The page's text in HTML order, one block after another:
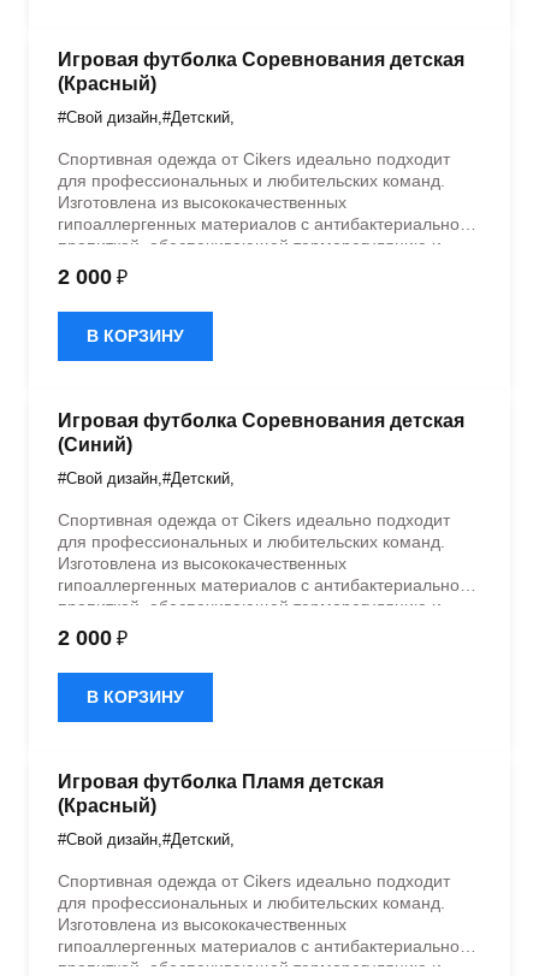
Игровая футболка Соревнования детская
(Красный)
#Свой дизайн #Детский
Спортивная одежда от Cikers идеально подходит
для профессиональных и любительских команд.
Изготовлена из высококачественных
гипоаллергенных материалов с антибактериальной
пропиткой, обеспечивающей терморегуляцию и
быстрое влагоотведение. Одежда обладает
эластичностью в 5 направлениях и стильным
дизайном.
2 000 ₽
В КОРЗИНУ
Игровая футболка Соревнования детская
(Синий)
#Свой дизайн #Детский
Спортивная одежда от Cikers идеально подходит
для профессиональных и любительских команд.
Изготовлена из высококачественных
гипоаллергенных материалов с антибактериальной
пропиткой, обеспечивающей терморегуляцию и
быстрое влагоотведение. Одежда обладает
эластичностью в 5 направлениях и стильным
дизайном.
2 000 ₽
В КОРЗИНУ
Игровая футболка Пламя детская
(Красный)
#Свой дизайн #Детский
Спортивная одежда от Cikers идеально подходит
для профессиональных и любительских команд.
Изготовлена из высококачественных
гипоаллергенных материалов с антибактериальной
пропиткой, обеспечивающей терморегуляцию и